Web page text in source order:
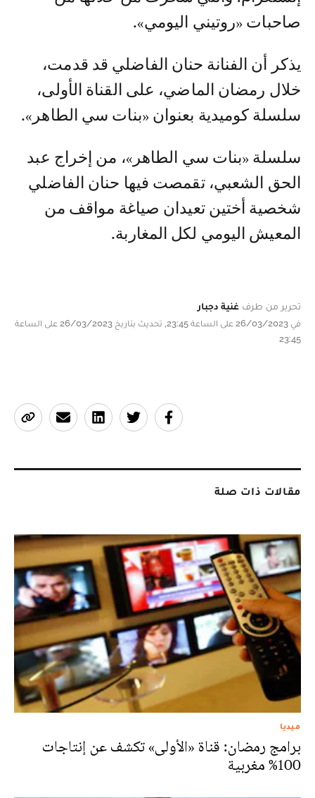
صاحبات «روتيني اليومي».
يذكر أن الفنانة حنان الفاضلي قد قدمت،
خلال رمضان الماضي، على القناة الأولى،
سلسلة كوميدية بعنوان «بنات سي الطاهر».
سلسلة «بنات سي الطاهر»، من إخراج عبد
الحق الشعبي، تقمصت فيها حنان الفاضلي
شخصية أختين تعيدان صياغة مواقف من
المعيش اليومي لكل المغاربة.
تحرير من طرف غنية دجبار
في 26/03/2023 على الساعة 23:45, تحديث بتاريخ 26/03/2023 على الساعة
23:45
مقالات ذات صلة
ميديا
برامج رمضان: قناة «الأولى» تكشف عن إنتاجات
100% مغربية